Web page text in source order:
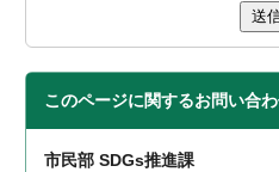
送
このページに関するお問い合
市民部 SDGs推進課